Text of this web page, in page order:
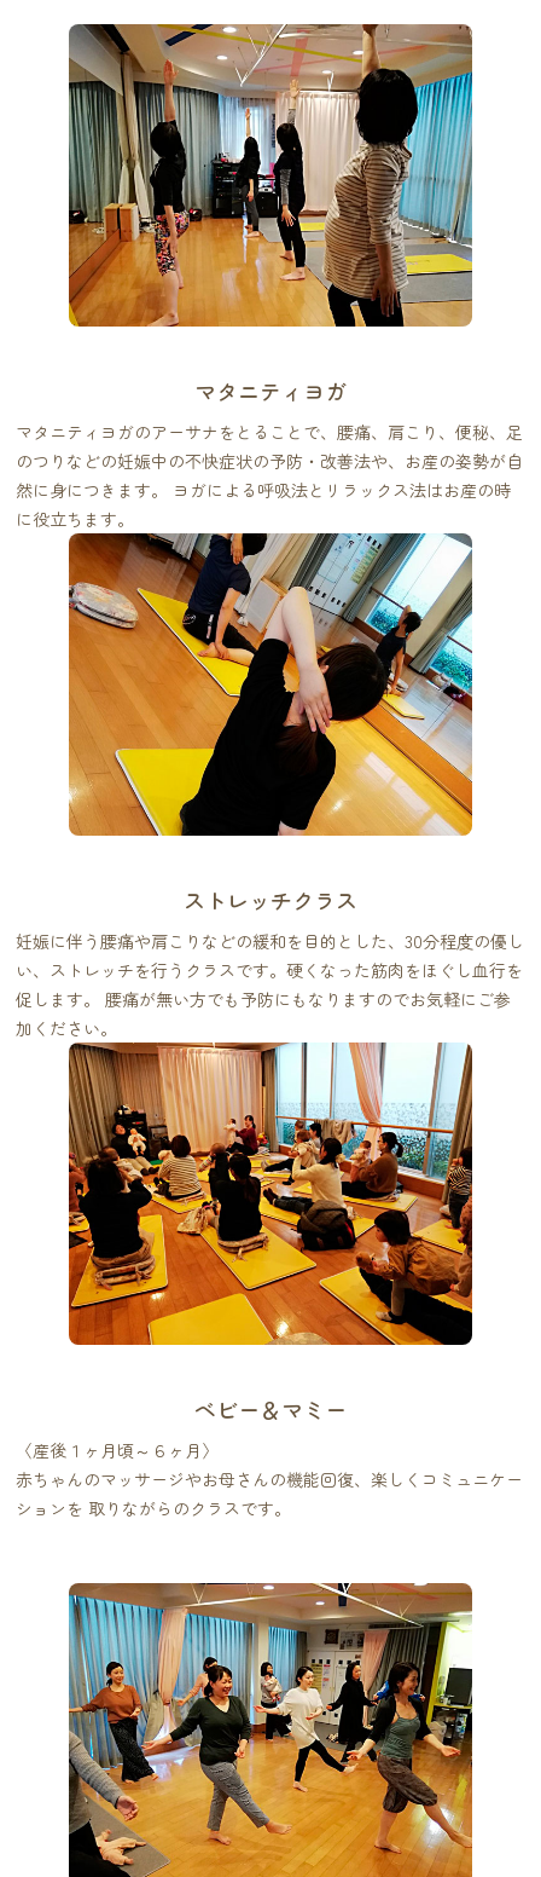
マタニティヨガ
マタニティヨガのアーサナをとることで、腰痛、肩こり、便秘、足
のつりなどの妊娠中の不快症状の予防・改善法や、お産の姿勢が自
然に身につきます。 ヨガによる呼吸法とリラックス法はお産の時
に役立ちます。
ストレッチクラス
妊娠に伴う腰痛や肩こりなどの緩和を目的とした、30分程度の優し
い、ストレッチを行うクラスです。硬くなった筋肉をほぐし血行を
促します。 腰痛が無い方でも予防にもなりますのでお気軽にご参
加ください。
ベビー＆マミー
〈産後１ヶ月頃～６ヶ月〉
赤ちゃんのマッサージやお母さんの機能回復、楽しくコミュニケー
ションを 取りながらのクラスです。